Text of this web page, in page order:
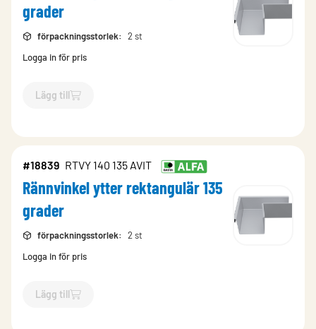
grader
förpackningsstorlek:
2 st
Logga in för pris
Lägg till
`$Lägg till
#18839 RTVY 140 135 AVIT
Rännvinkel ytter rektangulär 135
grader
förpackningsstorlek:
2 st
Logga in för pris
Lägg till
`$Lägg till